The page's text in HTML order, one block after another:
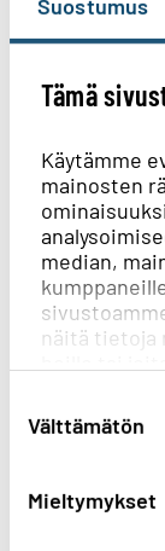
Suostumus
Tämä
Käytämme
mainosten
median,
näitä tietoja
valinta
Välttämätön
Mieltymykset
Toimi
Lue lisää